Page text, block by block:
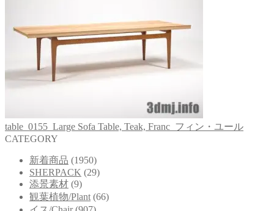
table_0155_Large Sofa Table, Teak, Franc_フィン・ユール
CATEGORY
新着商品 (1950)
SHERPACK (29)
添景素材 (9)
観葉植物/Plant (66)